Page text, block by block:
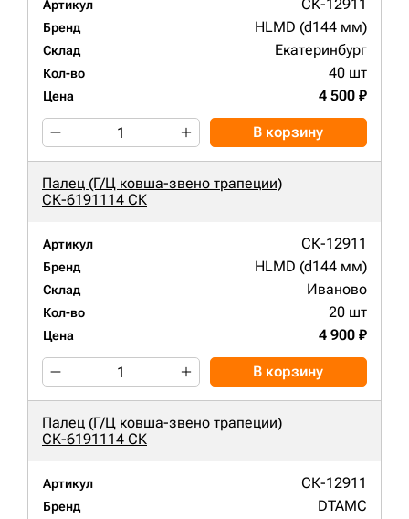
Артикул СК-12911
Бренд HLMD (d144 мм)
Склад Екатеринбург
Кол-во 40 шт
Цена 4 500 ₽
В корзину
Палец (Г/Ц ковша-звено трапеции)
СК-6191114 СК
Артикул СК-12911
Бренд HLMD (d144 мм)
Склад Иваново
Кол-во 20 шт
Цена 4 900 ₽
В корзину
Палец (Г/Ц ковша-звено трапеции)
СК-6191114 СК
Артикул СК-12911
Бренд DTAMC